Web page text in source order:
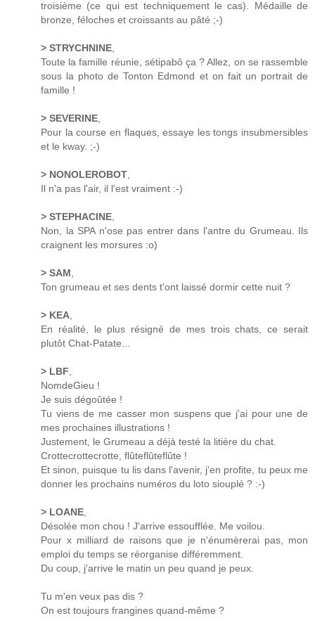
troisième (ce qui est techniquement le cas). Médaille de
bronze, féloches et croissants au pâté ;-)
> STRYCHNINE,
Toute la famille réunie, sétipabô ça ? Allez, on se rassemble
sous la photo de Tonton Edmond et on fait un portrait de
famille !
> SEVERINE,
Pour la course en flaques, essaye les tongs insubmersibles
et le kway. ;-)
> NONOLEROBOT,
Il n'a pas l'air, il l'est vraiment :-)
> STEPHACINE,
Non, la SPA n'ose pas entrer dans l'antre du Grumeau. Ils
craignent les morsures :o)
> SAM,
Ton grumeau et ses dents t'ont laissé dormir cette nuit ?
> KEA,
En réalité, le plus résigné de mes trois chats, ce serait
plutôt Chat-Patate...
> LBF,
NomdeGieu !
Je suis dégoûtée !
Tu viens de me casser mon suspens que j'ai pour une de
mes prochaines illustrations !
Justement, le Grumeau a déjà testé la litière du chat.
Crottecrottecrotte, flûteflûteflûte !
Et sinon, puisque tu lis dans l'avenir, j'en profite, tu peux me
donner les prochains numéros du loto siouplé ? :-)
> LOANE,
Désolée mon chou ! J'arrive essoufflée. Me voilou.
Pour x milliard de raisons que je n'énumèrerai pas, mon
emploi du temps se réorganise différemment.
Du coup, j'arrive le matin un peu quand je peux.
Tu m'en veux pas dis ?
On est toujours frangines quand-même ?